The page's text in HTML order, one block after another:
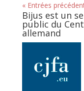
« Entrées
Bijus est un
public du
allemand